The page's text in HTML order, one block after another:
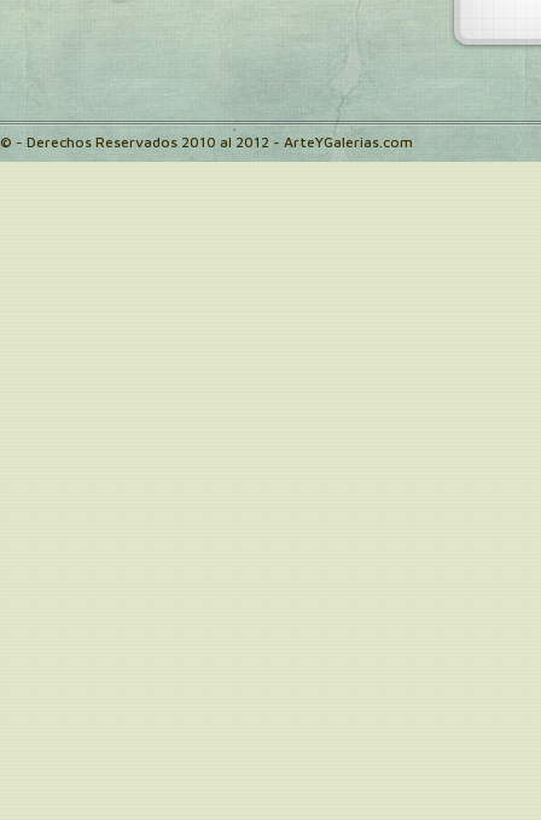
© - Derechos Reservados 2010 al 2012 - ArteYGalerias.com